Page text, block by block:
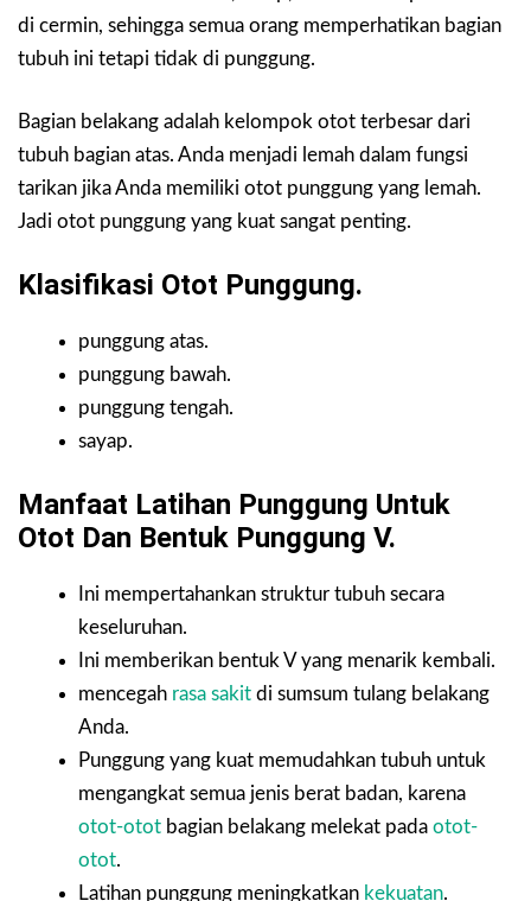
di cermin, sehingga semua orang memperhatikan bagian
tubuh ini tetapi tidak di punggung.
Bagian belakang adalah kelompok otot terbesar dari
tubuh bagian atas. Anda menjadi lemah dalam fungsi
tarikan jika Anda memiliki otot punggung yang lemah.
Jadi otot punggung yang kuat sangat penting.
Klasifikasi Otot Punggung.
punggung atas.
punggung bawah.
punggung tengah.
sayap.
Manfaat Latihan Punggung Untuk
Otot Dan Bentuk Punggung V.
Ini mempertahankan struktur tubuh secara
keseluruhan.
Ini memberikan bentuk V yang menarik kembali.
mencegah rasa sakit di sumsum tulang belakang
Anda.
Punggung yang kuat memudahkan tubuh untuk
mengangkat semua jenis berat badan, karena
otot-otot bagian belakang melekat pada otot-
otot.
Latihan punggung meningkatkan kekuatan.